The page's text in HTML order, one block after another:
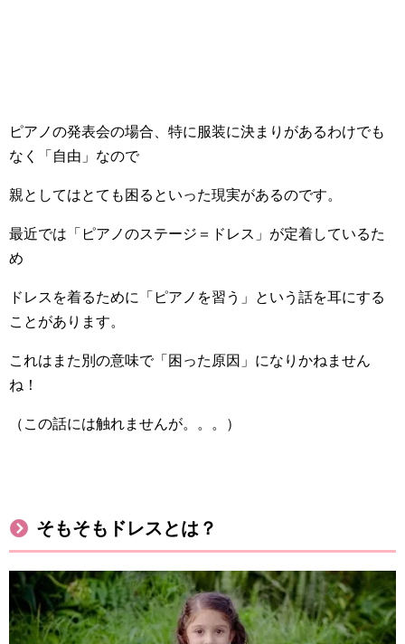
ピアノの発表会の場合、特に服装に決まりがあるわけでも
なく「自由」なので
親としてはとても困るといった現実があるのです。
最近では「ピアノのステージ＝ドレス」が定着しているた
め
ドレスを着るために「ピアノを習う」という話を耳にする
ことがあります。
これはまた別の意味で「困った原因」になりかねません
ね！
（この話には触れませんが。。。）
そもそもドレスとは？